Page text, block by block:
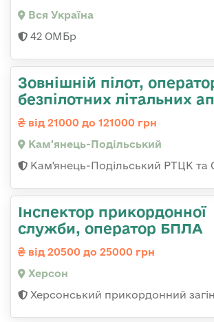
Вся Україна
42 ОМБр
Зовнішній пілот,
безпілотних літальних
від 21000 до 121000 грн
Кам'янець-Подільський
Кам'янець-Подільський РТЦК та
Інспектор прикордонної
служби, оператор БПЛА
від 20500 до 25000 грн
Херсон
Херсонський прикордонний загін